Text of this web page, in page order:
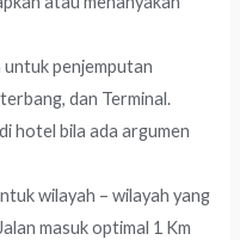
penjemputan
dan Terminal.
hotel bila ada argumen
wilayah – wilayah yang
masuk optimal 1 Km